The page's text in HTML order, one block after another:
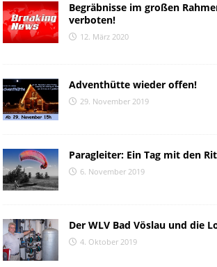
Begräbnisse im großen
verboten!
12. März 2020
Adventhütte wieder offen!
29. November 2019
Paragleiter: Ein Tag mit den
6. November 2019
Der WLV Bad Vöslau und die
4. Oktober 2019